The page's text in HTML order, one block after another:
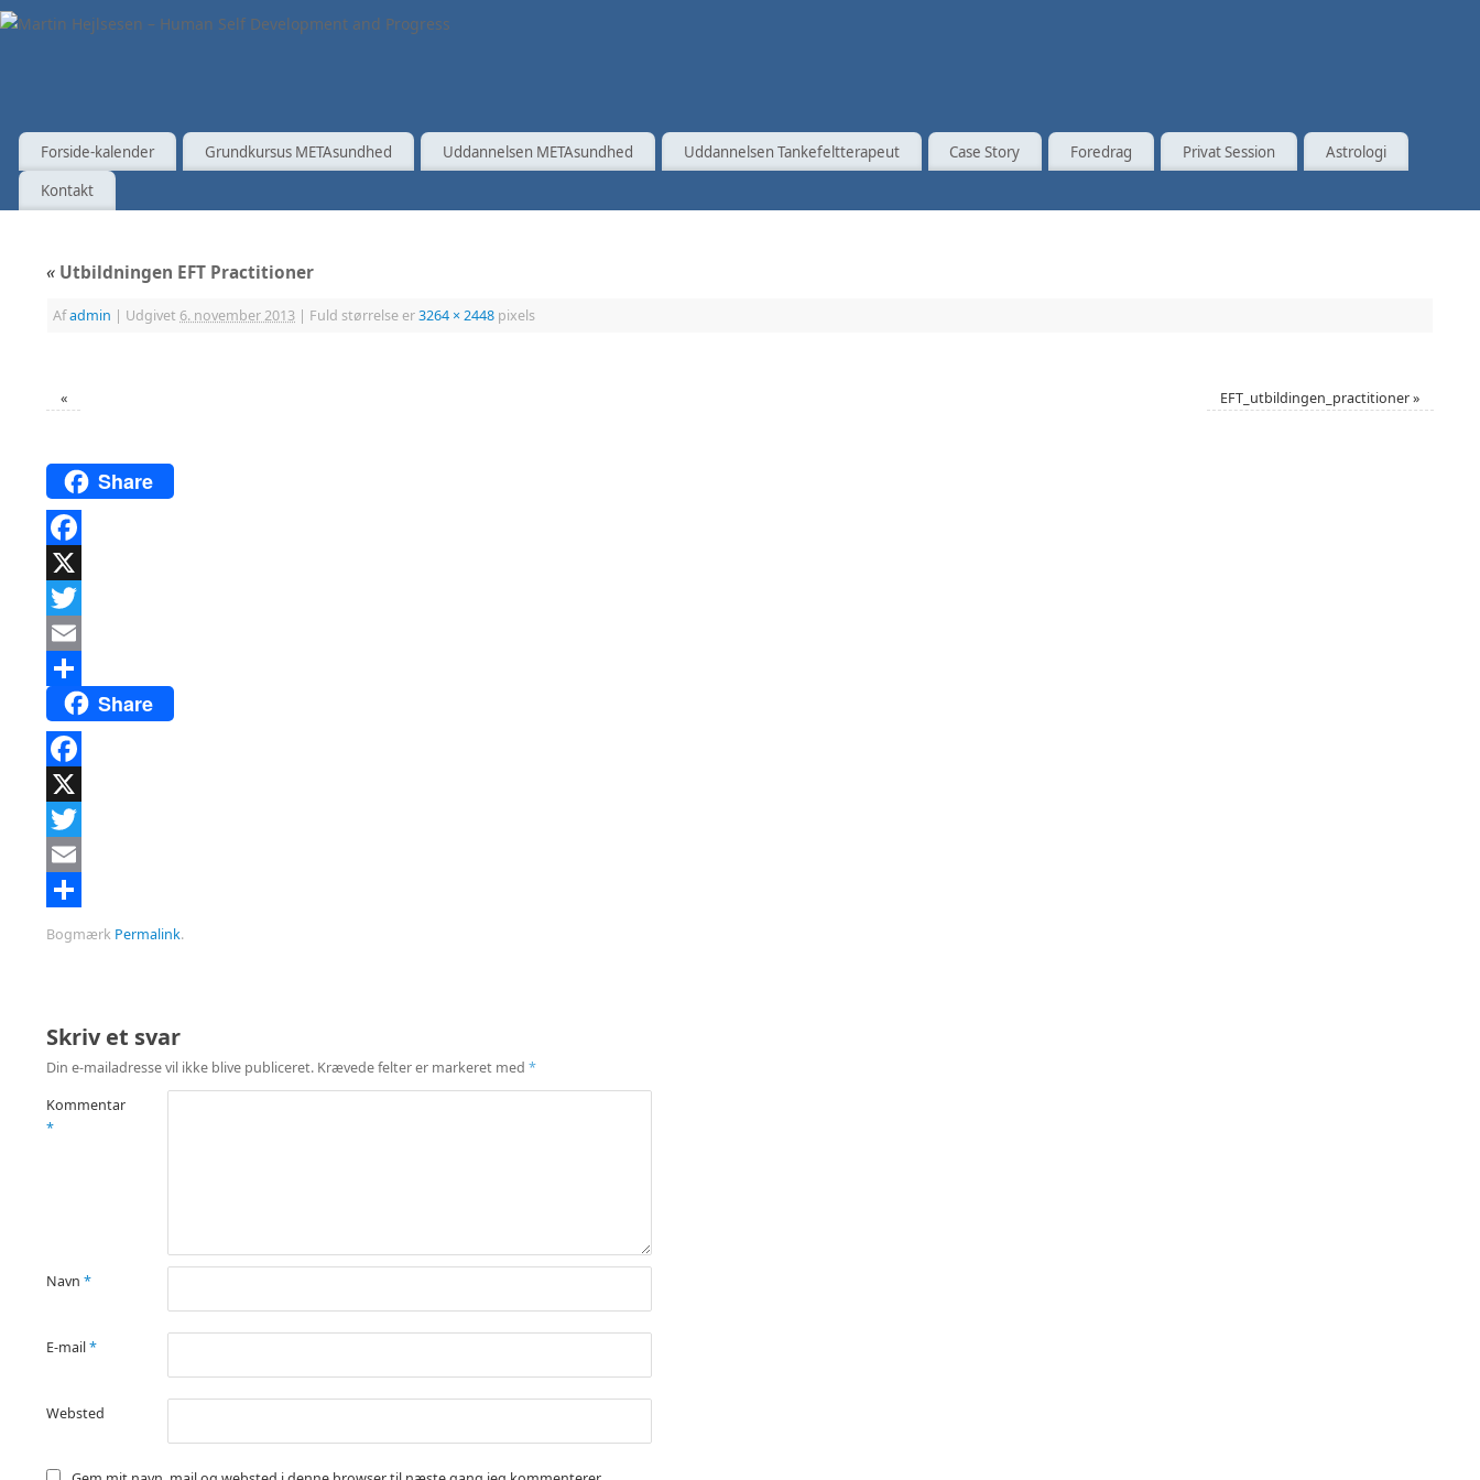
Forside-kalender Grundkursus METAsundhed Uddannelsen METAsundhed Uddannelsen Tankefeltterapeut Case Story Foredrag Privat Session
Astrologi
Kontakt
« Utbildningen EFT Practitioner
Afadmin | Udgivet 6. november 2013 | Fuld størrelse er3264 × 2448 pixels
« EFT_utbildingen_practitioner»
Share
Facebook
X
Twitter
Email
Del
Share
Facebook
X
Twitter
Email
Del
Bogmærk Permalink.
Skriv et svar
Din e-mailadresse vil ikke blive publiceret. Krævede felter er markeret med *
Kommentar
*
Navn *
E-mail*
Websted